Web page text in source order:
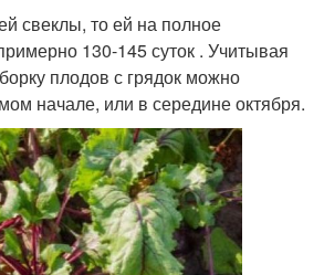
свеклы, то ей на полное
130-145 суток . Учитывая
плодов с грядок можно
начале, или в середине октября.